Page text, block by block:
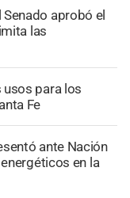
Senado aprobó el
las
para los
Fe
ante Nación
en la